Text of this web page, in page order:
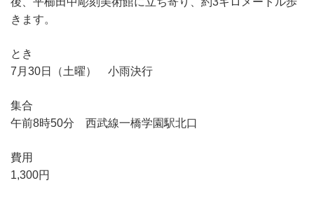
きます。
とき
7月30日（土曜） 小雨決行
集合
午前8時50分 西武線一橋学園駅北口
費用
1,300円